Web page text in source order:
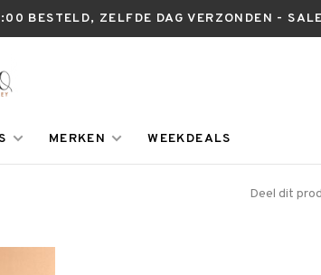
BESTELD, ZELFDE DAG VERZONDEN -
MERKEN WEEKDEALS
Deel dit